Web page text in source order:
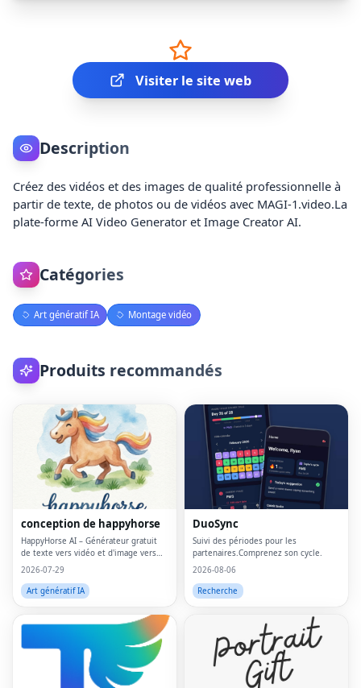
Visiter le site web
Description
Créez des vidéos et des images de qualité professionnelle à
partir de texte, de photos ou de vidéos avec MAGI-1.video.La
plate-forme AI Video Generator et Image Creator AI.
Catégories
Art génératif IA Montage vidéo
Produits recommandés
conception de happyhorse
HappyHorse AI – Générateur gratuit
de texte vers vidéo et d'image vers
vidéo dans votre navigateur
2026-07-29
Art génératif IA
DuoSync
Suivi des périodes pour les
partenaires.Comprenez son cycle.
2026-08-06
Recherche